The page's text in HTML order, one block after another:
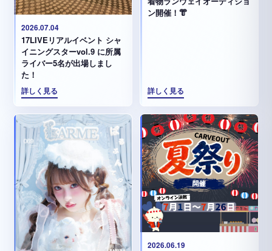
2026.07.04
17LIVEリアルイベント シャ
イニングスターvol.9 に所属
ライバー5名が出場しまし
た！
詳しく見る
ン開催！👘
詳しく見る
2026.06.19